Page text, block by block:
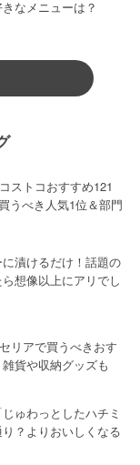
なメニューは？
ストコおすすめ121
うべき人気1位＆部門
漬けるだけ！話題の
想像以上にアリでし
リアで買うべきおす
貨や収納グッズも
ゅわっとしたハチミ
？よりおいしくなる